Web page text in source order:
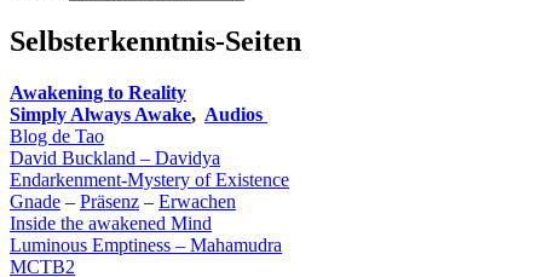
Selbsterkenntnis-Seiten
Awakening to Reality
Simply Always Awake, Audios
Blog de Tao
David Buckland – Davidya
Endarkenment-Mystery of Existence
Gnade – Präsenz – Erwachen
Inside the awakened Mind
Luminous Emptiness – Mahamudra
MCTB2